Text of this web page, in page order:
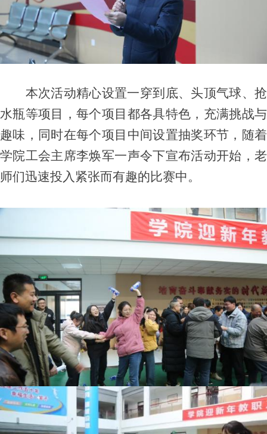
本次活动精心设置一穿到底、头顶气球、抢
水瓶等项目，每个项目都各具特色，充满挑战与
趣味，同时在每个项目中间设置抽奖环节，随着
学院工会主席李焕军一声令下宣布活动开始，老
师们迅速投入紧张而有趣的比赛中。